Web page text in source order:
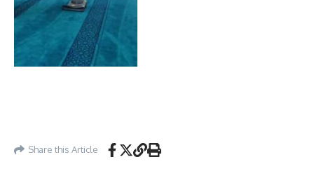
Share this Article